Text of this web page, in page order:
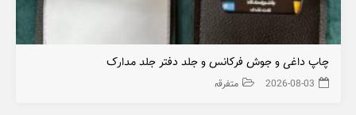
چاپ داغی و جوش فرکانس و جلد دفتر جلد مدارک
2026-08-03 متفرقه